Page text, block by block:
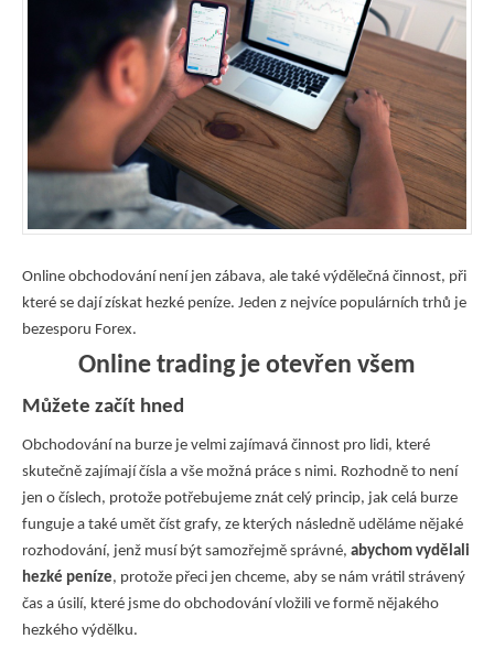
Online obchodování není jen zábava, ale také výdělečná činnost, při
které se dají získat hezké peníze. Jeden z nejvíce populárních trhů je
bezesporu Forex.
Online trading je otevřen všem
Můžete začít hned
Obchodování na burze je velmi zajímavá činnost pro lidi, které
skutečně zajímají čísla a vše možná práce s nimi. Rozhodně to není
jen o číslech, protože potřebujeme znát celý princip, jak celá burze
funguje a také umět číst grafy, ze kterých následně uděláme nějaké
rozhodování, jenž musí být samozřejmě správné, abychom vydělali
hezké peníze, protože přeci jen chceme, aby se nám vrátil strávený
čas a úsilí, které jsme do obchodování vložili ve formě nějakého
hezkého výdělku.